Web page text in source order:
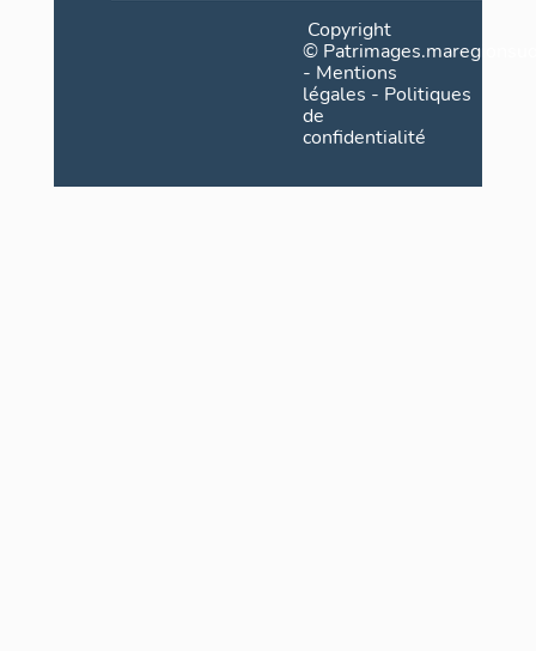
Copyright
©
- Mentions
légales - Politiques
de
confidentialité